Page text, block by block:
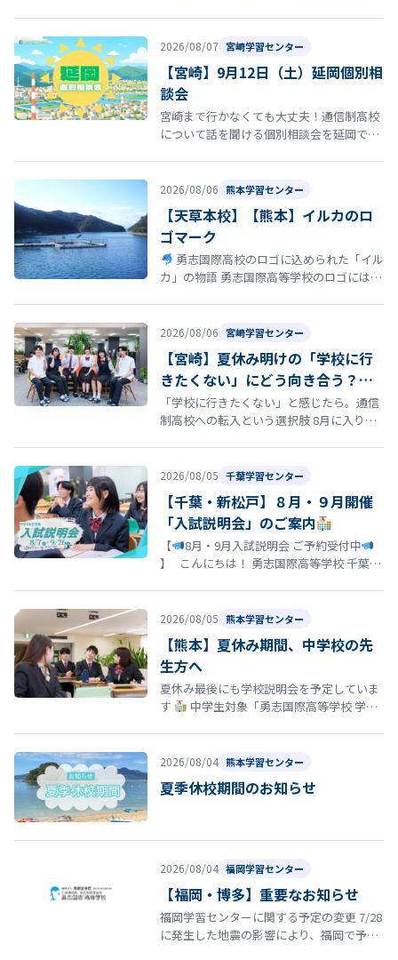
2026/08/07 宮崎学習センター
【宮崎】9月12日（土）延岡個別相
談会
宮崎まで行かなくても大丈夫！通信制高校
について話を聞ける個別相談会を延岡で開
2026/08/06 熊本学習センター
【天草本校】【熊本】イルカのロ
ゴマーク
勇志国際高校のロゴに込められた「イル
カ」の物語 勇志国際高等学校のロゴには、
2026/08/06 宮崎学習センター
【宮崎】夏休み明けの「学校に行
きたくない」にどう向き合う？通
信制高校という選択肢
「学校に行きたくない」と感じたら。通信
制高校への転入という選択肢 8月に入り、
2026/08/05 千葉学習センター
【千葉・新松戸】８月・９月開催
「入試説明会」のご案内
【
8月・9月入試説明会 ご予約受付中
】 こんにちは！ 勇志国際高等学校 千葉学
2026/08/05 熊本学習センター
【熊本】夏休み期間、中学校の先
生方へ
夏休み最後にも学校説明会を予定していま
す
中学生対象「勇志国際高等学校 学校
2026/08/04 熊本学習センター
夏季休校期間のお知らせ
2026/08/04 福岡学習センター
【福岡・博多】重要なお知らせ
福岡学習センターに関する予定の変更 7/28
に発生した地震の影響により、福岡で予定